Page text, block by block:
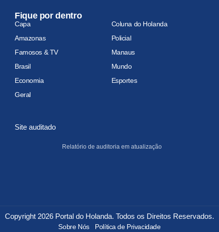
Fique por dentro
Capa
Coluna do Holanda
Amazonas
Policial
Famosos & TV
Manaus
Brasil
Mundo
Economia
Esportes
Geral
Site auditado
Relatório de auditoria em atualização
Copyright 2026 Portal do Holanda. Todos os Direitos Reservados.
Sobre Nós Política de Privacidade